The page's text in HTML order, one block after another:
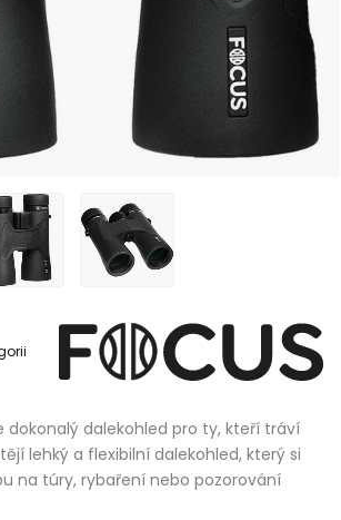
dokonalý dalekohled pro ty, kteří tráví
lehký a flexibilní dalekohled, který si
na túry, rybaření nebo pozorování